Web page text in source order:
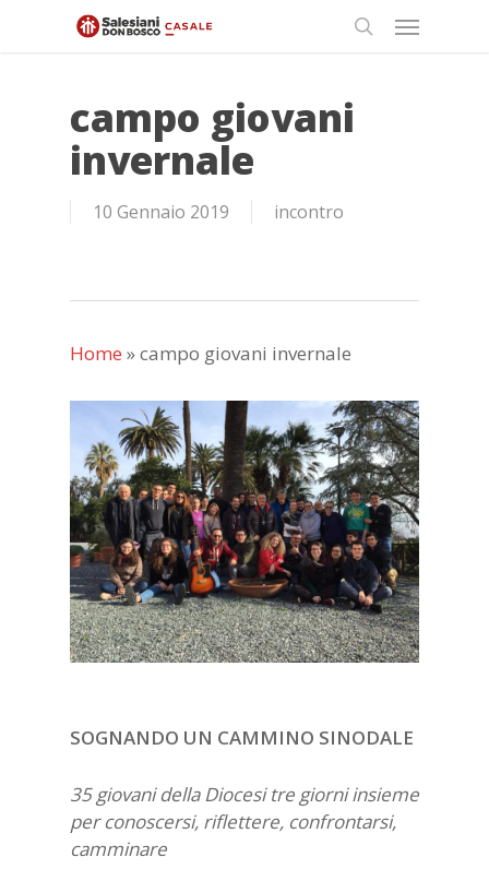
Menu
campo giovani
invernale
10 Gennaio 2019 incontro
Home »campo giovani invernale
SOGNANDO UN CAMMINO SINODALE
35 giovani della Diocesi tre giorni insieme
per conoscersi, riflettere, confrontarsi,
camminare